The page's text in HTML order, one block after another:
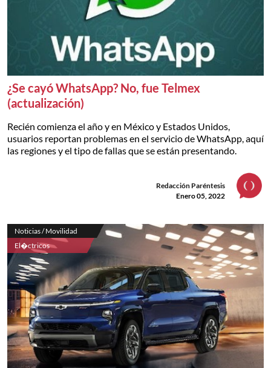
¿Se cayó WhatsApp? No, fue Telmex
(actualización)
Recién comienza el año y en México y Estados Unidos,
usuarios reportan problemas en el servicio de WhatsApp, aquí
las regiones y el tipo de fallas que se están presentando.
Redacción Paréntesis
Enero 05, 2022
Noticias / Movilidad
El�ctricos